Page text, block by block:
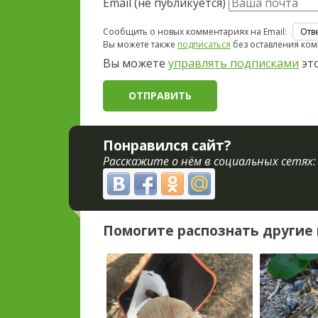
Сообщить о новых комментариях на Email:
Вы можете также подписаться без оставления
Вы можете управлять подписками
Понравился сайт?
Расскажите о нём в социальных сетях:
Помогите распознать другие